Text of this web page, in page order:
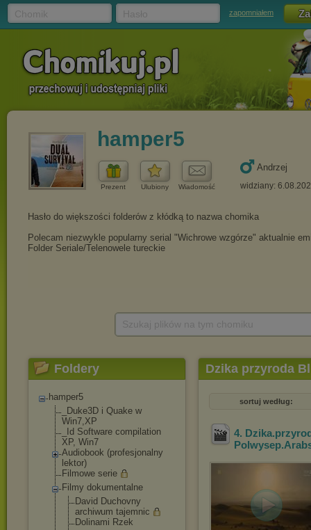
zapomniałem
hamper5
Prezent Ulubiony Wiadomość
Andrzej
widziany:
Foldery
hamper5
_Duke3D i Quake w
Win7,XP
_Id Software compilation
XP, Win7
Audiobook (profesjonalny
lektor)
Filmowe serie
Filmy dokumentalne
David Duchovny
archiwum tajemnic
Dolinami Rzek
Dzika przyroda
sortuj według:
4.